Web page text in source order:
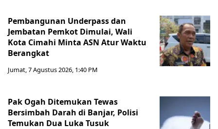
Pembangunan Underpass dan
Jembatan Pemkot Dimulai, Wali
Kota Cimahi Minta ASN Atur Waktu
Berangkat
Jumat, 7 Agustus 2026, 1:40 PM
Pak Ogah Ditemukan Tewas
Bersimbah Darah di Banjar, Polisi
Temukan Dua Luka Tusuk